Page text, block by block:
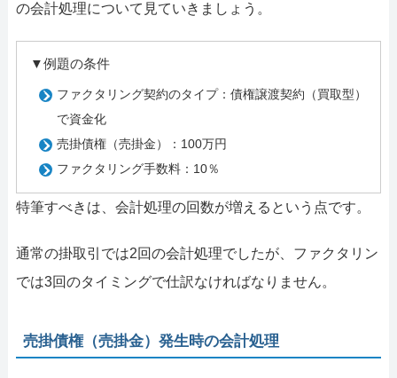
の会計処理について見ていきましょう。
▼例題の条件
ファクタリング契約のタイプ：債権譲渡契約（買取型）
で資金化
売掛債権（売掛金）：100万円
ファクタリング手数料：10％
特筆すべきは、会計処理の回数が増えるという点です。
通常の掛取引では2回の会計処理でしたが、ファクタリン
では3回のタイミングで仕訳なければなりません。
売掛債権（売掛金）発生時の会計処理